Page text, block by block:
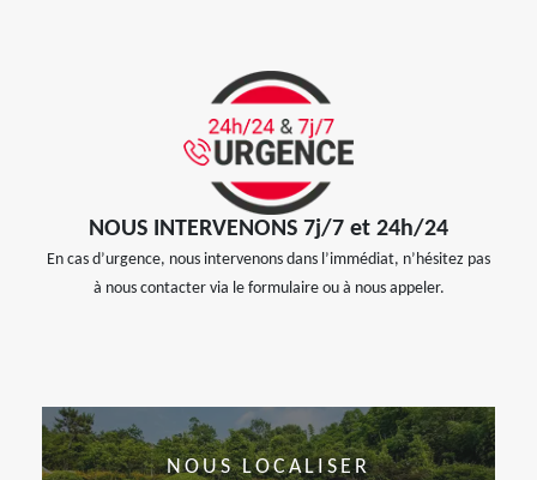
NOUS INTERVENONS 7j/7 et 24h/24
En cas d’urgence, nous intervenons dans l’immédiat, n’hésitez pas
à nous contacter via le formulaire ou à nous appeler.
NOUS LOCALISER